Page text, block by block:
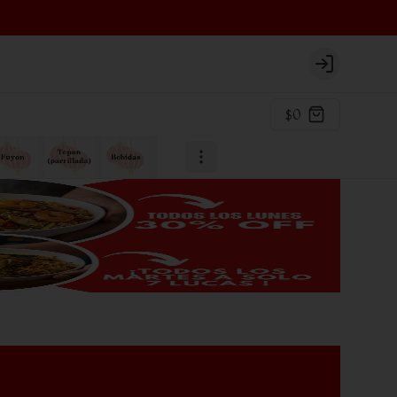
Login
$0